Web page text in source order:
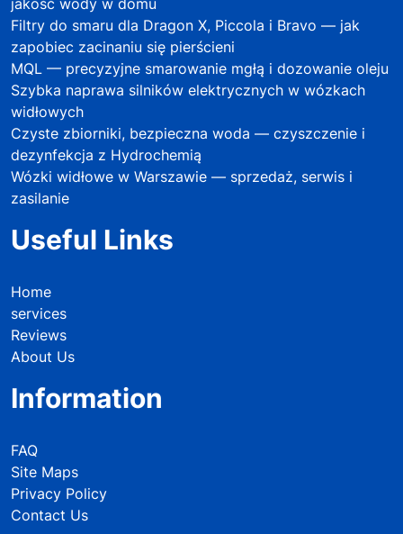
Filtry do smaru dla Dragon X, Piccola i Bravo — jak
zapobiec zacinaniu się pierścieni
MQL — precyzyjne smarowanie mgłą i dozowanie oleju
Szybka naprawa silników elektrycznych w wózkach
widłowych
Czyste zbiorniki, bezpieczna woda — czyszczenie i
dezynfekcja z Hydrochemią
Wózki widłowe w Warszawie — sprzedaż, serwis i
zasilanie
Useful Links
Home
services
Reviews
About Us
Information
FAQ
Site Maps
Privacy Policy
Contact Us